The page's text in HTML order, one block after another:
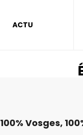
ACTU
100% Vosges,